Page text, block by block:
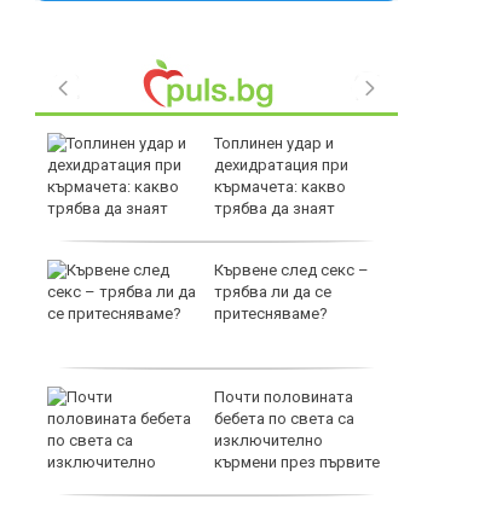
Топлинен удар и
дехидратация при
кърмачета: какво
трябва да знаят
Кървене след секс –
трябва ли да се
притесняваме?
Почти половината
бебета по света са
изключително
кърмени през първите